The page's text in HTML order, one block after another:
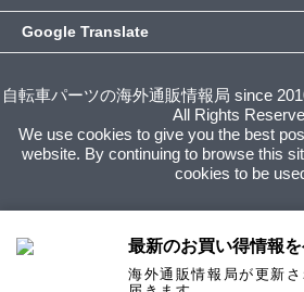
Google Translate
自転車パーツの海外通販情報局 since
All Rights
We use cookies to give you the best
website. By continuing to browse this
cookies to be
最新のお買い得情報を
海外通販情報局が更新